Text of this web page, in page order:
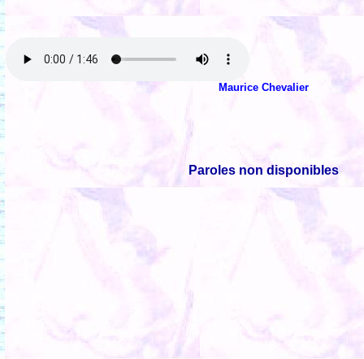
Maurice Chevalier
Paroles non disponibles